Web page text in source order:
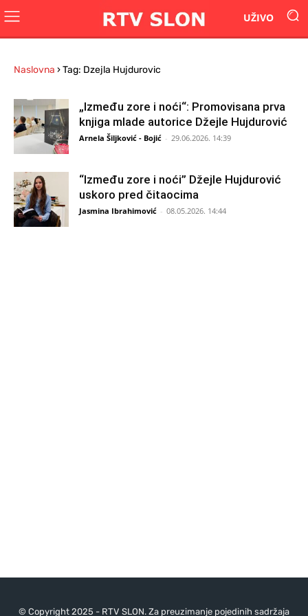
UŽIVO
Naslovna ›Tag: Dzejla Hujdurovic
„Između zore i noći“: Promovisana prva
knjiga mlade autorice Džejle Hujdurović
Arnela Šiljković - Bojić - 29.06.2026. 14:39
“Između zore i noći” Džejle Hujdurović
uskoro pred čitaocima
Jasmina Ibrahimović - 08.05.2026. 14:44
© Copyright 2025 - RTV SLON. Za preuzimanje pojedinih sadržaja